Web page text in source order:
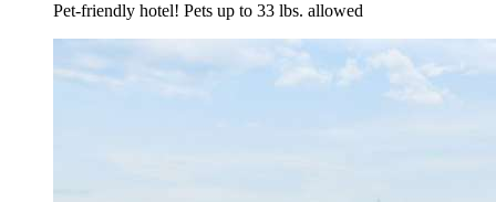
Pet-friendly hotel! Pets up to 33 lbs. allowed